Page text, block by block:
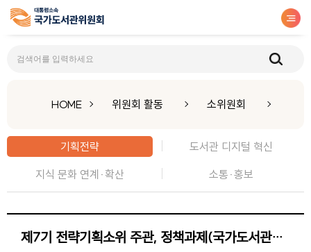
HOME 위원회 활동 소위원회
기획전략
도서관 디지털 혁신
지식 문화 연계·확산
소통·홍보
제7기 전략기획소위 주관, 정책과제(국가도서관위원회 전망과 발전방안) TF 1차 회의